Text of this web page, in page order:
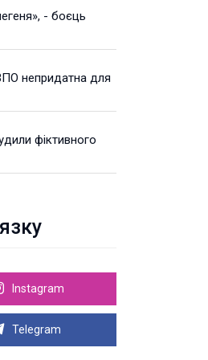
- боєць
непридатна для
фіктивного
Sports та Sony G-
Державний
Більше новин
Instagram
Telegram